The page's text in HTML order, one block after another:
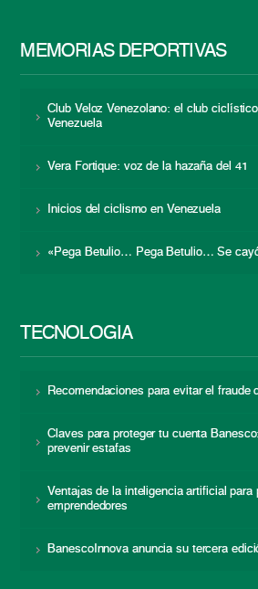
MEMORIAS DEPORTIVAS
Club Veloz Venezolano: el club
Venezuela
Vera Fortique: voz de la hazaña del 41
Inicios del ciclismo en Venezuela
«Pega Betulio… Pega Betulio… Se
TECNOLOGÍA
Recomendaciones para evitar el fraude
Claves para proteger tu cuenta
prevenir estafas
Ventajas de la inteligencia artificial para
emprendedores
BanescoInnova anuncia su tercera